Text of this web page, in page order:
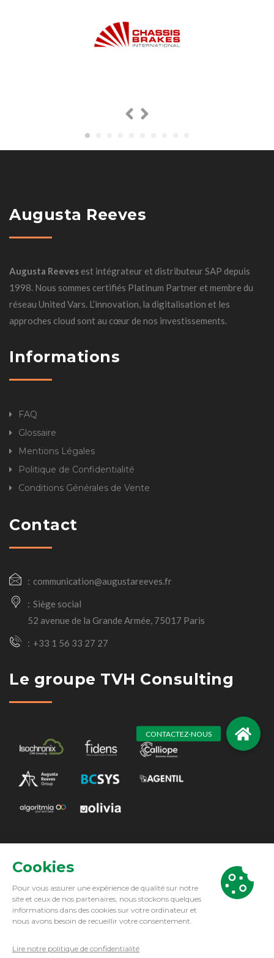
Augusta Reeves
Augusta Reeves est intégrateur et distributeur SAP depuis
1998. Nous sommes certifiés Platinum Partner et membre du
réseau United Vars. L’innovation, la digitalisation et les
approches cloud sont au cœur de nos investissements.
Informations
FAQ
Glossaire
Mentions Légales
Politique de Confidentialité
Conditions Générales de Vente
Contact
communication@augustareeves.fr
Siège social
52 avenue de la Grande Armée, 75017 Paris
+33 1 56 33 27 27
Le groupe TVH Consulting